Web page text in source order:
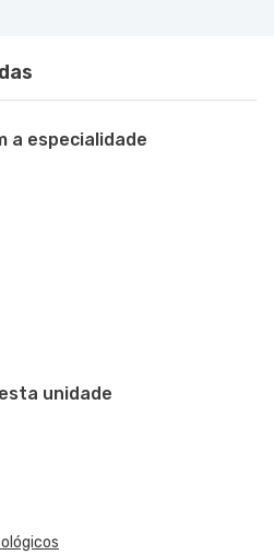
a especialidade
unidade